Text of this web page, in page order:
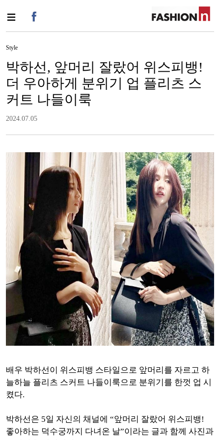
Style
박하선, 앞머리 잘랐어 위스피뱅!
더 우아하게 분위기 업 플리츠 스
커트 나들이룩
2024.07.05
배우 박하선이 위스피뱅 스타일으로 앞머리를 자르고 하
늘하늘 플리츠 스커트 나들이룩으로 분위기를 한껏 업 시
켰다.
박하선은 5일 자신의 채널에 “앞머리 잘랐어 위스피뱅!
좋아하는 덕수궁까지 다녀온 날”이라는 글과 함께 사진과